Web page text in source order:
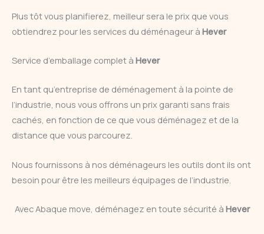
Plus tôt vous planifierez, meilleur sera le prix que vous
obtiendrez pour les services du déménageur à Hever
Service d’emballage complet à Hever
En tant qu’entreprise de déménagement à la pointe de
l’industrie, nous vous offrons un prix garanti sans frais
cachés, en fonction de ce que vous déménagez et de la
distance que vous parcourez.
Nous fournissons à nos déménageurs les outils dont ils ont
besoin pour être les meilleurs équipages de l’industrie.
Avec Abaque move, déménagez en toute sécurité à Hever